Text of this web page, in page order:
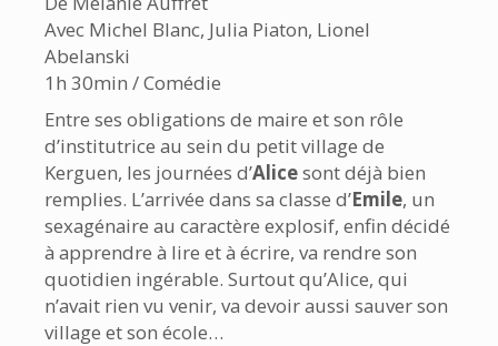
Avec Michel Blanc, Julia Piaton, Lionel
Abelanski
1h 30min / Comédie
Entre ses obligations de maire et son rôle
d’institutrice au sein du petit village de
Kerguen, les journées d’Alicesont déjà bien
remplies. L’arrivée dans sa classe d’Emile, un
sexagénaire au caractère explosif, enfin décidé
à apprendre à lire et à écrire, va rendre son
quotidien ingérable. Surtout qu’Alice, qui
n’avait rien vu venir, va devoir aussi sauver son
village et son école…